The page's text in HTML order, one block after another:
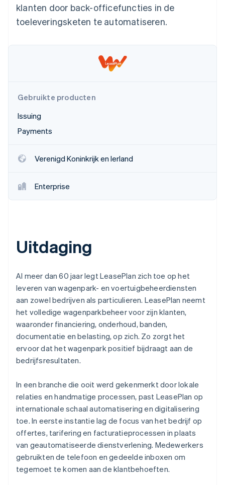
Oprichting van een start-up
Climate
Online identiteitsverificatie
Ecosysteem
Partners
Stripe App Marketplace
klanten door back-officefuncties in de
toeleveringsketen te automatiseren.
Gebruikte producten
Issuing
Payments
Verenigd Koninkrijk en Ierland
Enterprise
Uitdaging
Al meer dan 60 jaar legt LeasePlan zich toe op het
leveren van wagenpark- en voertuigbeheerdiensten
aan zowel bedrijven als particulieren. LeasePlan neemt
het volledige wagenparkbeheer voor zijn klanten,
waaronder financiering, onderhoud, banden,
documentatie en belasting, op zich. Zo zorgt het
ervoor dat het wagenpark positief bijdraagt aan de
bedrijfsresultaten.
In een branche die ooit werd gekenmerkt door lokale
relaties en handmatige processen, past LeasePlan op
internationale schaal automatisering en digitalisering
toe. In eerste instantie lag de focus van het bedrijf op
offertes, tarifering en facturatieprocessen in plaats
van geautomatiseerde dienstverlening. Medewerkers
gebruikten de telefoon en gedeelde inboxen om
tegemoet te komen aan de klantbehoeften.